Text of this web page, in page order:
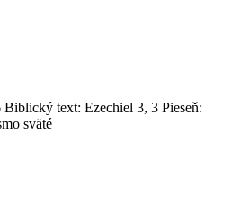
text: Ezechiel 3, 3 Pieseň:
sväté